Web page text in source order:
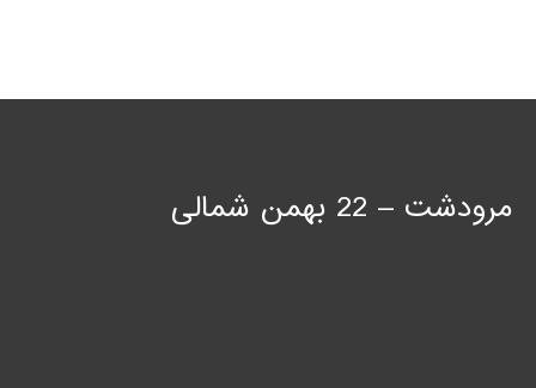
مرودشت – 22 بهمن شمالی